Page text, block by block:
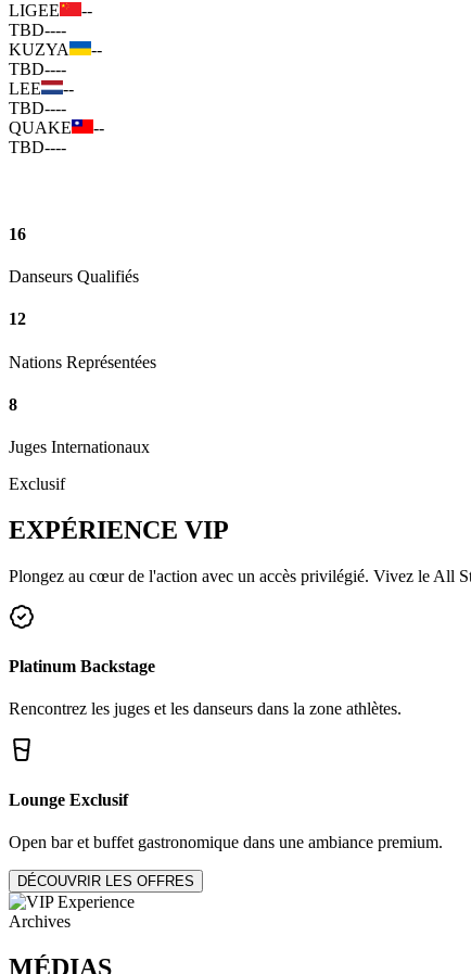
LIGEE
--
TBD----
KUZYA
--
TBD----
LEE
--
TBD----
QUAKE
--
TBD----
16
Danseurs Qualifiés
12
Nations Représentées
8
Juges Internationaux
Exclusif
EXPÉRIENCE VIP
Plongez au cœur de l'action avec un accès privilégié. Vivez le All
Platinum Backstage
Rencontrez les juges et les danseurs dans la zone athlètes.
Lounge Exclusif
Open bar et buffet gastronomique dans une ambiance premium.
DÉCOUVRIR LES OFFRES
Archives
MÉDIAS